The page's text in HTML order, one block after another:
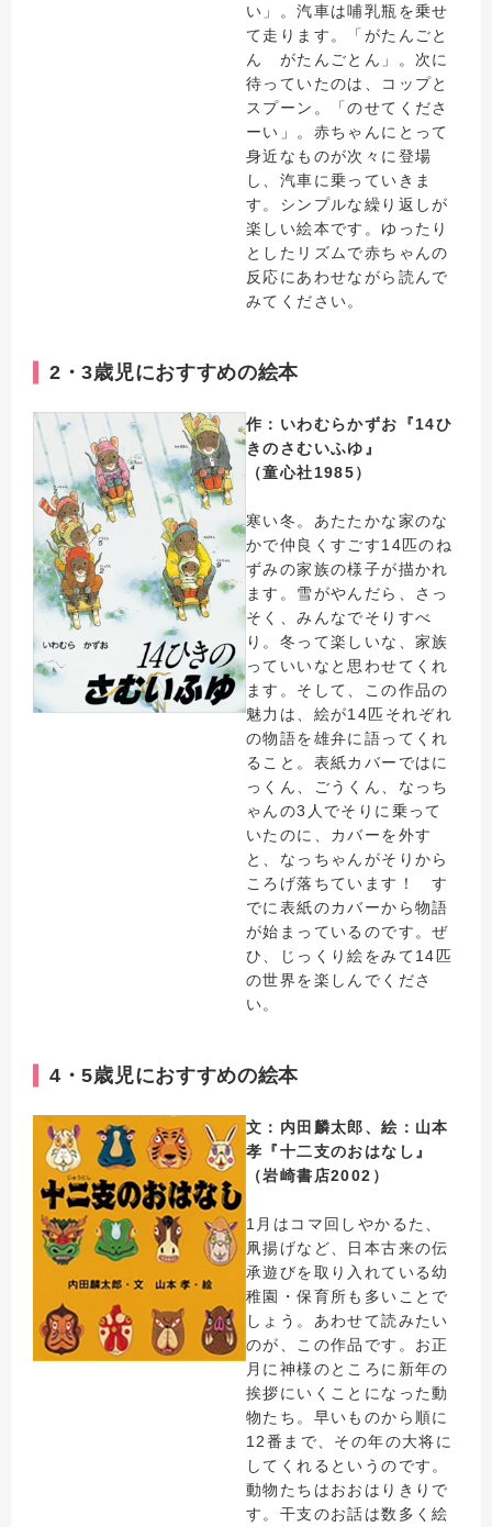
い」。汽車は哺乳瓶を乗せ
て走ります。「がたんごと
ん がたんごとん」。次に
待っていたのは、コップと
スプーン。「のせてくださ
ーい」。赤ちゃんにとって
身近なものが次々に登場
し、汽車に乗っていきま
す。シンプルな繰り返しが
楽しい絵本です。ゆったり
としたリズムで赤ちゃんの
反応にあわせながら読んで
みてください。
2・3歳児におすすめの絵本
作：いわむらかずお『14ひ
きのさむいふゆ』
（童心社1985）
寒い冬。あたたかな家のな
かで仲良くすごす14匹のね
ずみの家族の様子が描かれ
ます。雪がやんだら、さっ
そく、みんなでそりすべ
り。冬って楽しいな、家族
っていいなと思わせてくれ
ます。そして、この作品の
魅力は、絵が14匹それぞれ
の物語を雄弁に語ってくれ
ること。表紙カバーではに
っくん、ごうくん、なっち
ゃんの3人でそりに乗って
いたのに、カバーを外す
と、なっちゃんがそりから
ころげ落ちています！ す
でに表紙のカバーから物語
が始まっているのです。ぜ
ひ、じっくり絵をみて14匹
の世界を楽しんでくださ
い。
4・5歳児におすすめの絵本
文：内田麟太郎、絵：山本
孝『十二支のおはなし』
（岩崎書店2002）
1月はコマ回しやかるた、
凧揚げなど、日本古来の伝
承遊びを取り入れている幼
稚園・保育所も多いことで
しょう。あわせて読みたい
のが、この作品です。お正
月に神様のところに新年の
挨拶にいくことになった動
物たち。早いものから順に
12番まで、その年の大将に
してくれるというのです。
動物たちはおおはりきりで
す。干支のお話は数多く絵